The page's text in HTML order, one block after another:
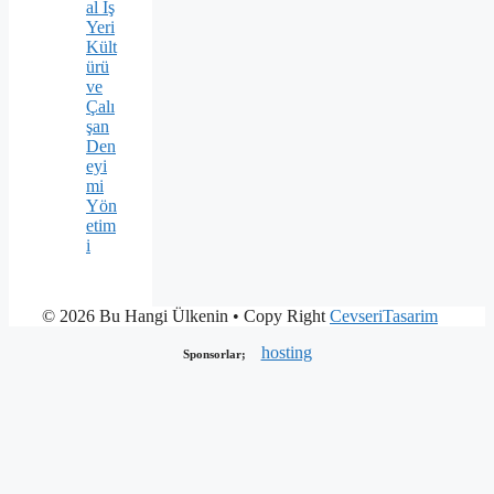
al İş
Yeri
Kült
ürü
ve
Çalı
şan
Den
eyi
mi
Yön
etim
i
© 2026 Bu Hangi Ülkenin • Copy Right CevseriTasarim
Sponsorlar; hosting